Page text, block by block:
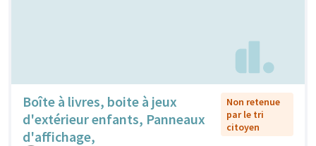
Boîte à livres, boite à jeux
d'extérieur enfants, Panneaux
d'affichage,
Non retenue
par le tri
citoyen